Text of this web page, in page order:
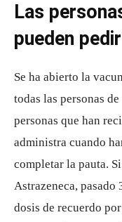
Las
pueden
Se ha abierto la
todas las personas
personas que han
administra cuando
completar la pauta.
Astrazeneca, pasado
dosis de recuerdo